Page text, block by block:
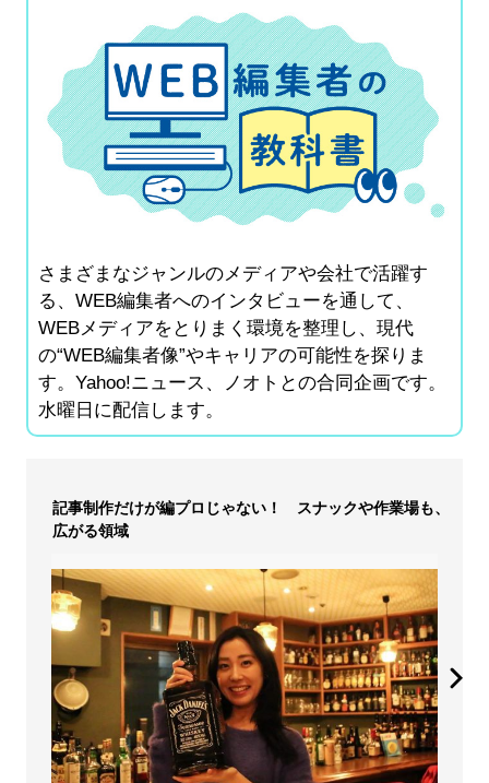
さまざまなジャンルのメディアや会社で活躍す
る、WEB編集者へのインタビューを通して、
WEBメディアをとりまく環境を整理し、現代
の“WEB編集者像”やキャリアの可能性を探りま
す。Yahoo!ニュース、ノオトとの合同企画です。
水曜日に配信します。
記事制作だけが編プロじゃない！ スナックや作業場も、
広がる領域